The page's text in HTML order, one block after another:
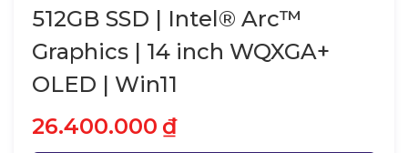
512GB SSD | Intel® Arc™
Graphics | 14 inch WQXGA+
OLED | Win11
26.400.000 ₫